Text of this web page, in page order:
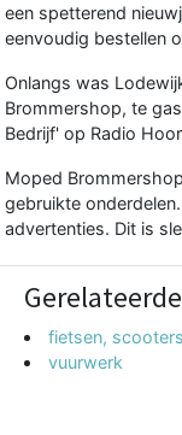
een spetterend
eenvoudig bestellen
Onlangs was
Brommershop, te
Bedrijf' op Radio
Moped
gebruikte
advertenties. Dit is
fietsen,
vuurwerk